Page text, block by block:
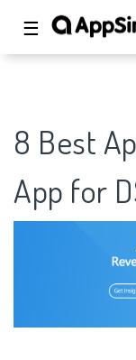
☰
8 Best
App for